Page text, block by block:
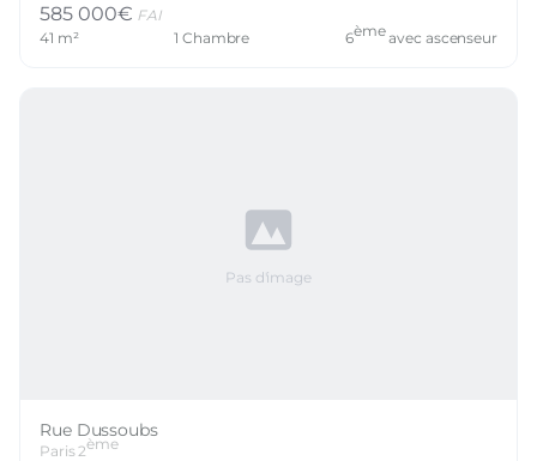
585 000€ FAI
41 m² 1 Chambre 6èmeavec ascenseur
Pas d'image
Rue Dussoubs
Paris2ème